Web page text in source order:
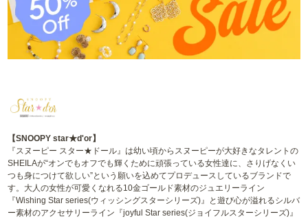
【SNOOPY star★d'or】
『スヌーピー スター★ドール』は幼い頃からスヌーピーが大好きなタレントの
SHEILAが“オンでもオフでも輝くために頑張っている女性達に、さりげなくい
つも身につけて欲しい”という願いを込めてプロデュースしているブランドで
す。大人の女性が可愛くなれる10金ゴールド素材のジュエリーライン
『Wishing Star series(ウィッシングスターシリーズ)』と遊び心が溢れるシルバ
ー素材のアクセサリーライン『joyful Star series(ジョイフルスターシリーズ)』